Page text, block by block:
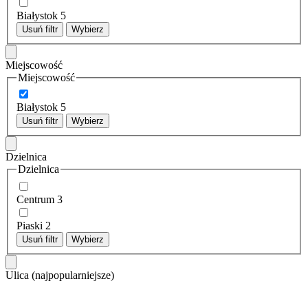
Białystok 5
Usuń filtr Wybierz
Miejscowość
Miejscowość
Białystok 5
Usuń filtr Wybierz
Dzielnica
Dzielnica
Centrum 3
Piaski 2
Usuń filtr Wybierz
Ulica (najpopularniejsze)